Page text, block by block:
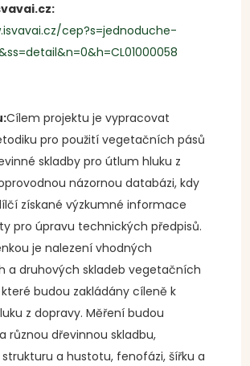
cep?s=jednoduche-
Cílem projektu je vypracovat
pro použití vegetačních pásů
skladby pro útlum hluku z
názornou databázi, kdy
získané výzkumné informace
pro úpravu technických předpisů.
je nalezení vhodných
a druhových skladeb vegetačních
budou zakládány cíleně k
z dopravy. Měření budou
různou dřevinnou skladbu,
a hustotu, fenofázi, šířku a